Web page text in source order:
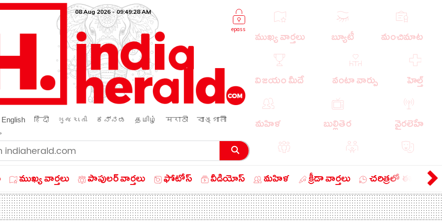
epass
08 Aug 2026 - 09:49:29 AM
English हिंदी ગુજરાતી ಕನ್ನಡ தமிழ் मराठी
বাঙ্গালী
ముఖ్య వార్తలు బ్యూటీ మంచిమాట
విజయం మీదే వంటా వార్పు హెల్త్
మహిళ బుల్లితెర వైరలెహే
పాపులర్ వార్తలు
బిజినెస్ ఎడ్యుకేషన్ లైఫ్ స్టైల్
ముఖ్య వార్తలు పాపులర్ వార్తలు ఫోటోస్ వీడియోస్ మహిళ క్రీడా వార్తలు చరిత్రలో ఈ రోజు